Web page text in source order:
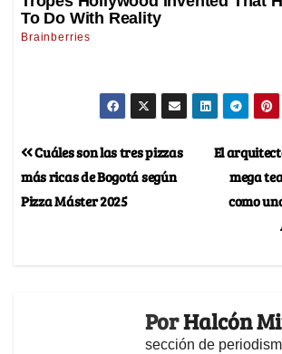
El
mega
como
Cuáles son las tres pizzas
más ricas de Bogotá según
Pizza Máster 2025
PorHalcón
sección de